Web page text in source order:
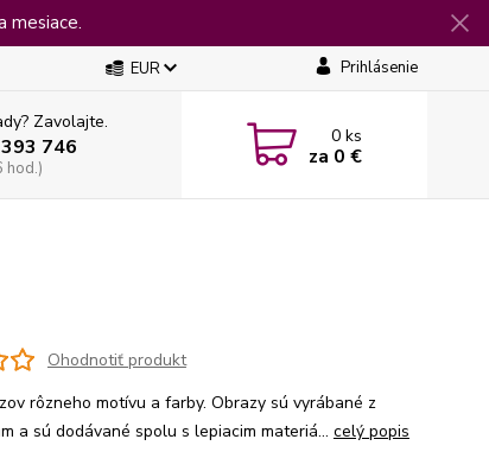
mesiace.
EUR Prihlásenie
Zavolajte.
746
hod.)
0ks
za 0 €
Ohodnotiť produkt
rôzneho motívu a farby. Obrazy sú vyrábané z
a sú dodávané spolu s lepiacim materiá... celý popis